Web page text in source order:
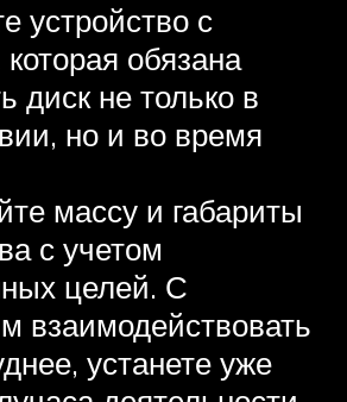
устройство с
обязана
диск не только в
но и во время
массу и габариты
с учетом
целей. С
взаимодействовать
устанете уже